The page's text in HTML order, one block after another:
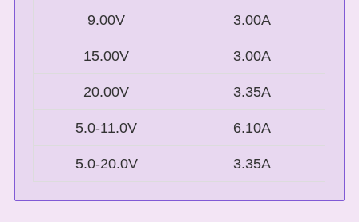
9.00V 3.00A
15.00V 3.00A
20.00V 3.35A
5.0-11.0V 6.10A
5.0-20.0V 3.35A